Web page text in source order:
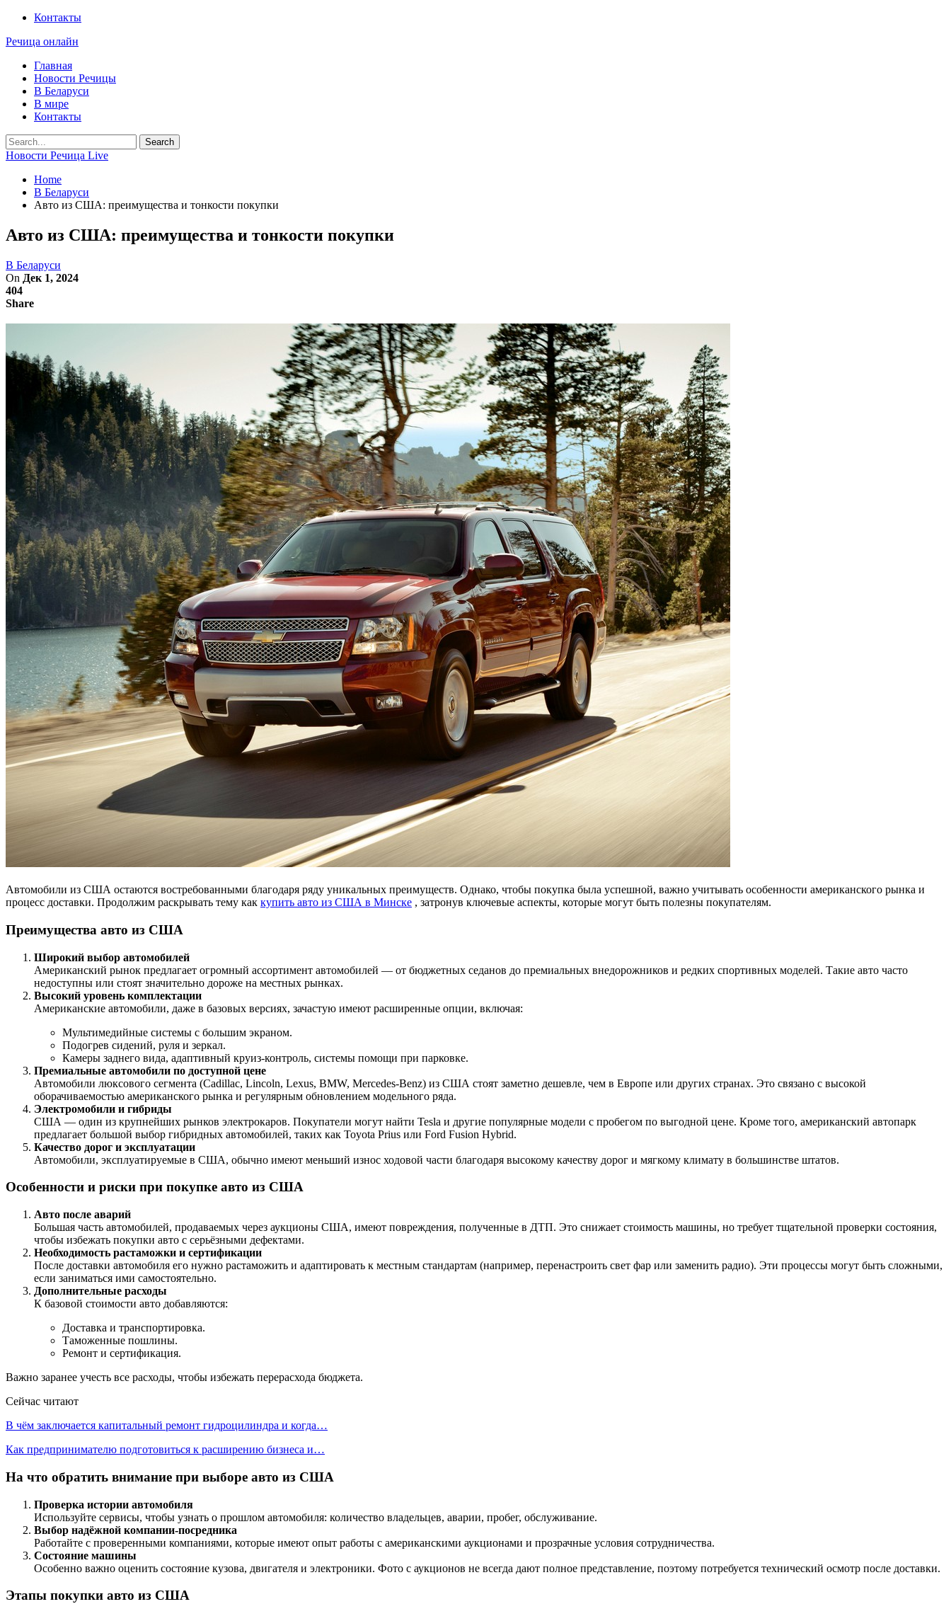
Контакты
Речица онлайн
Главная
Новости Речицы
В Беларуси
В мире
Контакты
Новости Речица Live
Home
В Беларуси
Авто из США: преимущества и тонкости покупки
Авто из США: преимущества и тонкости покупки
В Беларуси
On Дек 1, 2024
404
Share
Автомобили из США остаются востребованными благодаря ряду уникальных преимуществ. Однако, чтобы покупка была успешной, важно учитывать особенности американского рынка и
процесс доставки. Продолжим раскрывать тему как купить авто из США в Минске , затронув ключевые аспекты, которые могут быть полезны покупателям.
Преимущества авто из США
Широкий выбор автомобилей
Американский рынок предлагает огромный ассортимент автомобилей — от бюджетных седанов до премиальных внедорожников и редких спортивных моделей. Такие авто часто
недоступны или стоят значительно дороже на местных рынках.
Высокий уровень комплектации
Американские автомобили, даже в базовых версиях, зачастую имеют расширенные опции, включая:
Мультимедийные системы с большим экраном.
Подогрев сидений, руля и зеркал.
Камеры заднего вида, адаптивный круиз-контроль, системы помощи при парковке.
Премиальные автомобили по доступной цене
Автомобили люксового сегмента (Cadillac, Lincoln, Lexus, BMW, Mercedes-Benz) из США стоят заметно дешевле, чем в Европе или других странах. Это связано с высокой
оборачиваемостью американского рынка и регулярным обновлением модельного ряда.
Электромобили и гибриды
США — один из крупнейших рынков электрокаров. Покупатели могут найти Tesla и другие популярные модели с пробегом по выгодной цене. Кроме того, американский автопарк
предлагает большой выбор гибридных автомобилей, таких как Toyota Prius или Ford Fusion Hybrid.
Качество дорог и эксплуатации
Автомобили, эксплуатируемые в США, обычно имеют меньший износ ходовой части благодаря высокому качеству дорог и мягкому климату в большинстве штатов.
Особенности и риски при покупке авто из США
Авто после аварий
Большая часть автомобилей, продаваемых через аукционы США, имеют повреждения, полученные в ДТП. Это снижает стоимость машины, но требует тщательной проверки состояния,
чтобы избежать покупки авто с серьёзными дефектами.
Необходимость растаможки и сертификации
После доставки автомобиля его нужно растаможить и адаптировать к местным стандартам (например, перенастроить свет фар или заменить радио). Эти процессы могут быть сложными,
если заниматься ими самостоятельно.
Дополнительные расходы
К базовой стоимости авто добавляются:
Доставка и транспортировка.
Таможенные пошлины.
Ремонт и сертификация.
Важно заранее учесть все расходы, чтобы избежать перерасхода бюджета.
Сейчас читают
В чём заключается капитальный ремонт гидроцилиндра и когда…
Как предпринимателю подготовиться к расширению бизнеса и…
На что обратить внимание при выборе авто из США
Проверка истории автомобиля
Используйте сервисы, чтобы узнать о прошлом автомобиля: количество владельцев, аварии, пробег, обслуживание.
Выбор надёжной компании-посредника
Работайте с проверенными компаниями, которые имеют опыт работы с американскими аукционами и прозрачные условия сотрудничества.
Состояние машины
Особенно важно оценить состояние кузова, двигателя и электроники. Фото с аукционов не всегда дают полное представление, поэтому потребуется технический осмотр после доставки.
Этапы покупки авто из США